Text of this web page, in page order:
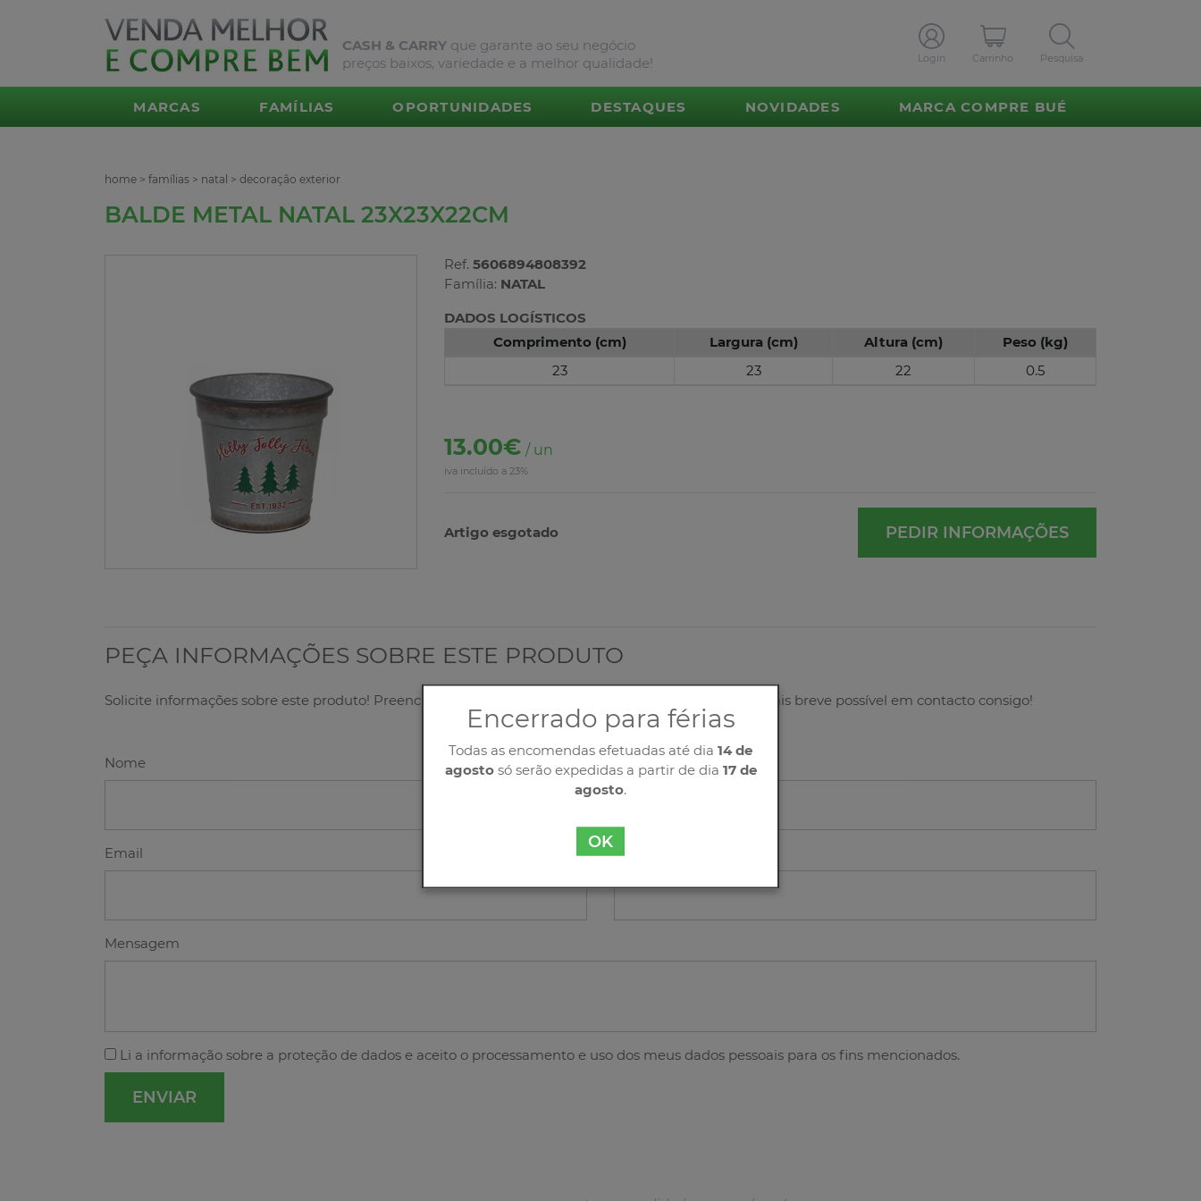
CASH & CARRY que garante ao seu negócio
preços baixos, variedade e a melhor qualidade!
Login Carrinho Pesquisa
MARCAS FAMÍLIAS OPORTUNIDADES DESTAQUES NOVIDADES MARCA COMPRE BUÉ
home > famílias > natal > decoração exterior
BALDE METAL NATAL 23X23X22CM
Ref. 5606894808392
Família: NATAL
DADOS LOGÍSTICOS
Comprimento (cm)
Largura (cm) Altura (cm)
Peso (kg)
23
23 22 0.5
13.00€ / un
iva incluído a 23%
Artigo esgotado PEDIR INFORMAÇÕES
PEÇA INFORMAÇÕES SOBRE ESTE PRODUTO
Solicite informações sobre este produto! Preencha corretamente o nosso formulário, entraremos o mais breve possível em contacto consigo!
Nome
Email Contacto
Mensagem
Li a informação sobre a proteção de dados e aceito o processamento e uso dos meus dados pessoais para os fins mencionados.
Encerrado para férias
Todas as encomendas efetuadas até dia 14 de
agostosó serão expedidas a partir de dia 17 de
agosto.
OK